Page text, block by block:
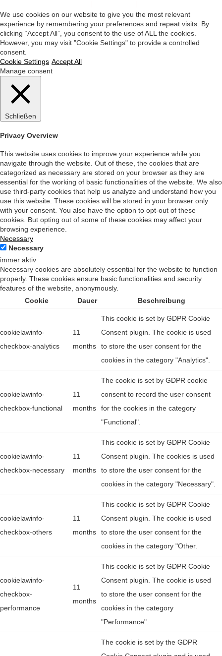
We use cookies on our website to give you the most relevant
experience by remembering your preferences and repeat visits. By
clicking “Accept All”, you consent to the use of ALL the cookies.
However, you may visit "Cookie Settings" to provide a controlled
consent.
Cookie Settings Accept All
Manage consent
Schließen
Privacy Overview
This website uses cookies to improve your experience while you
navigate through the website. Out of these, the cookies that are
categorized as necessary are stored on your browser as they are
essential for the working of basic functionalities of the website. We also
use third-party cookies that help us analyze and understand how you
use this website. These cookies will be stored in your browser only
with your consent. You also have the option to opt-out of these
cookies. But opting out of some of these cookies may affect your
browsing experience.
Necessary
Necessary
immer aktiv
Necessary cookies are absolutely essential for the website to function
properly. These cookies ensure basic functionalities and security
features of the website, anonymously.
Cookie
Dauer Beschreibung
cookielawinfo-
checkbox-analytics
11
months
This cookie is set by GDPR Cookie
Consent plugin. The cookie is used
to store the user consent for the
cookies in the category "Analytics".
cookielawinfo-
checkbox-functional
11
months
The cookie is set by GDPR cookie
consent to record the user consent
for the cookies in the category
"Functional".
cookielawinfo-
checkbox-necessary
11
months
This cookie is set by GDPR Cookie
Consent plugin. The cookies is used
to store the user consent for the
cookies in the category "Necessary".
cookielawinfo-
checkbox-others
11
months
This cookie is set by GDPR Cookie
Consent plugin. The cookie is used
to store the user consent for the
cookies in the category "Other.
cookielawinfo-
checkbox-
performance
11
months
This cookie is set by GDPR Cookie
Consent plugin. The cookie is used
to store the user consent for the
cookies in the category
"Performance".
The cookie is set by the GDPR